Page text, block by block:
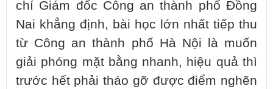
chí Giám đốc Công an thành phố Đồng
Nai khẳng định, bài học lớn nhất tiếp thu
từ Công an thành phố Hà Nội là muốn
giải phóng mặt bằng nhanh, hiệu quả thì
trước hết phải tháo gỡ được điểm nghẽn